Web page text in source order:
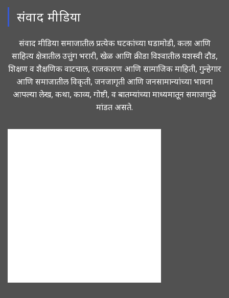
संवाद मीडिया
संवाद मीडिया समाजातील प्रत्येक घटकांच्या घडामोडी, कला आणि
साहित्य क्षेत्रातील उत्तुंग भरारी, खेळ आणि क्रीडा विश्वातील यशस्वी दौड,
शिक्षण व शैक्षणिक वाटचाल, राजकारण आणि सामाजिक माहिती, गुन्हेगार
आणि समाजातील विकृती, जनजागृती आणि जनसामान्यांच्या भावना
आपल्या लेख, कथा, काव्य, गोष्टी, व बातम्यांच्या माध्यमातून समाजापुढे
मांडत असते.